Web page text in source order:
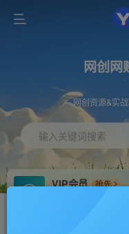
网创网
网创资源&实
输入关键词搜索
VIP会员
抢先